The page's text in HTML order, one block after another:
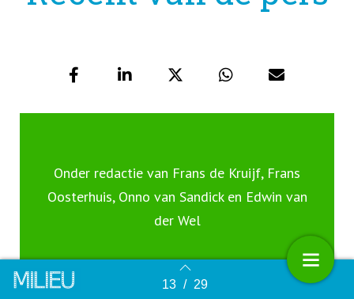
Terug naar overzicht 13 / 29
Onder redactie van Frans de Kruijf, Frans
Oosterhuis, Onno van Sandick en Edwin van
der Wel